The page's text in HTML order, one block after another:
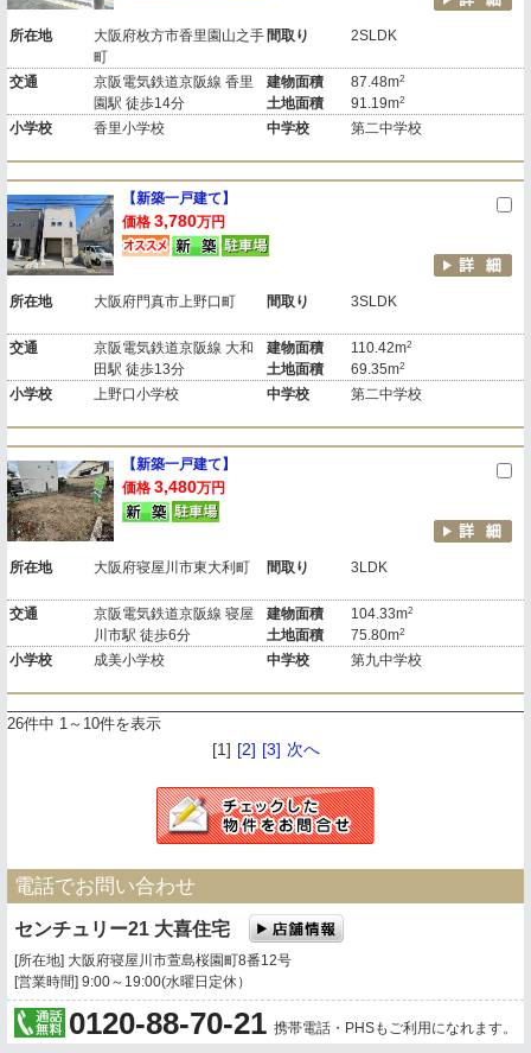
所在地
大阪府枚方市香里園山之手
町
間取り 2SLDK
交通
京阪電気鉄道京阪線 香里
園駅 徒歩14分
建物面積
土地面積
87.48m2
91.19m2
小学校 香里小学校 中学校 第二中学校
【新築一戸建て】
価格 3,780万円
所在地 大阪府門真市上野口町 間取り 3SLDK
交通
京阪電気鉄道京阪線 大和
田駅 徒歩13分
建物面積
土地面積
110.42m2
69.35m2
小学校 上野口小学校 中学校 第二中学校
【新築一戸建て】
価格 3,480万円
所在地 大阪府寝屋川市東大利町 間取り 3LDK
交通
京阪電気鉄道京阪線 寝屋
川市駅 徒歩6分
建物面積
土地面積
104.33m2
75.80m2
小学校 成美小学校 中学校 第九中学校
26件中 1～10件を表示
[1] [2] [3] 次へ
電話でお問い合わせ
センチュリー21 大喜住宅
[所在地] 大阪府寝屋川市萱島桜園町8番12号
[営業時間] 9:00～19:00(水曜日定休）
0120-88-70-21 携帯電話・PHSもご利用になれます。